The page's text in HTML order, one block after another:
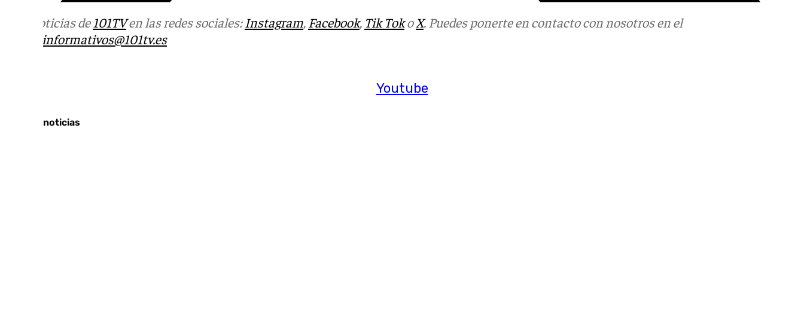
Youtube
Más noticias de 101TVen las redes sociales: Instagram, Facebook, Tik TokoX. Puedes ponerte en contacto con nosotros en el
informativos@101tv.es
Últimas noticias